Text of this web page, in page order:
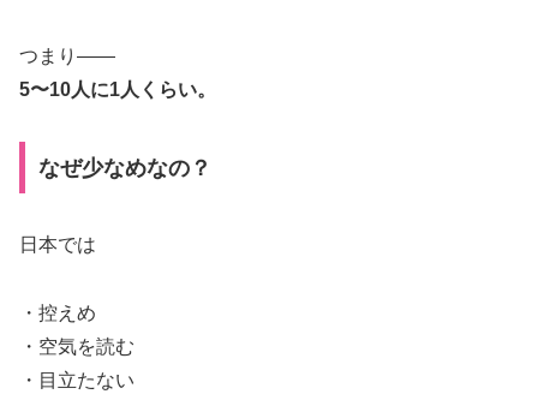
つまり――
5〜10人に1人くらい。
なぜ少なめなの？
日本では
・控えめ
・空気を読む
・目立たない